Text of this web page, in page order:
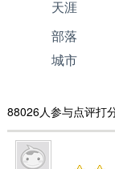
天涯
部落
城市
88026人参与点评打